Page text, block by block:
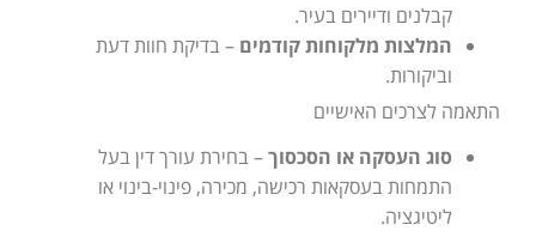
קבלנים ודיירים בעיר.
המלצות מלקוחות קודמים – בדיקת חוות דעת
וביקורות.
התאמה לצרכים האישיים
סוג העסקה או הסכסוך– בחירת עורך דין בעל
התמחות בעסקאות רכישה, מכירה, פינוי-בינוי או
ליטיגציה.